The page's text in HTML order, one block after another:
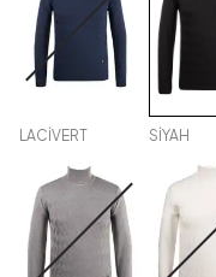
LACİVERT SİYAH